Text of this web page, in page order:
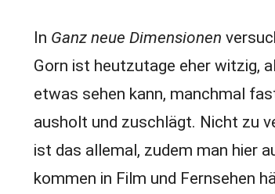
In Ganz neue Dimensionen
Gorn ist heutzutage eher witzig,
etwas sehen kann, manchmal
ausholt und zuschlägt. Nicht zu
ist das allemal, zudem man hier
kommen in Film und Fernsehen